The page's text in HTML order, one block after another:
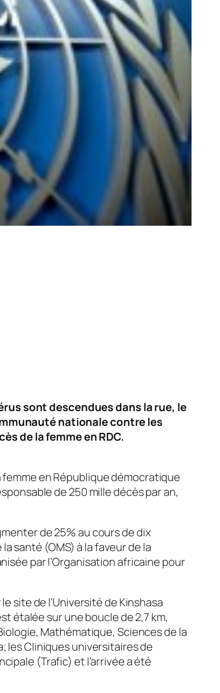
sont descendues dans la rue, le
nationale contre les
de la femme en RDC.
en République démocratique
de 250 mille décès par an,
de 25% au cours de dix
santé (OMS) à la faveur de la
par l’Organisation africaine pour
site de l’Université de Kinshasa
étalée sur une boucle de 2,7 km,
Mathématique, Sciences de la
les Cliniques universitaires de
(Trafic) et l’arrivée a été